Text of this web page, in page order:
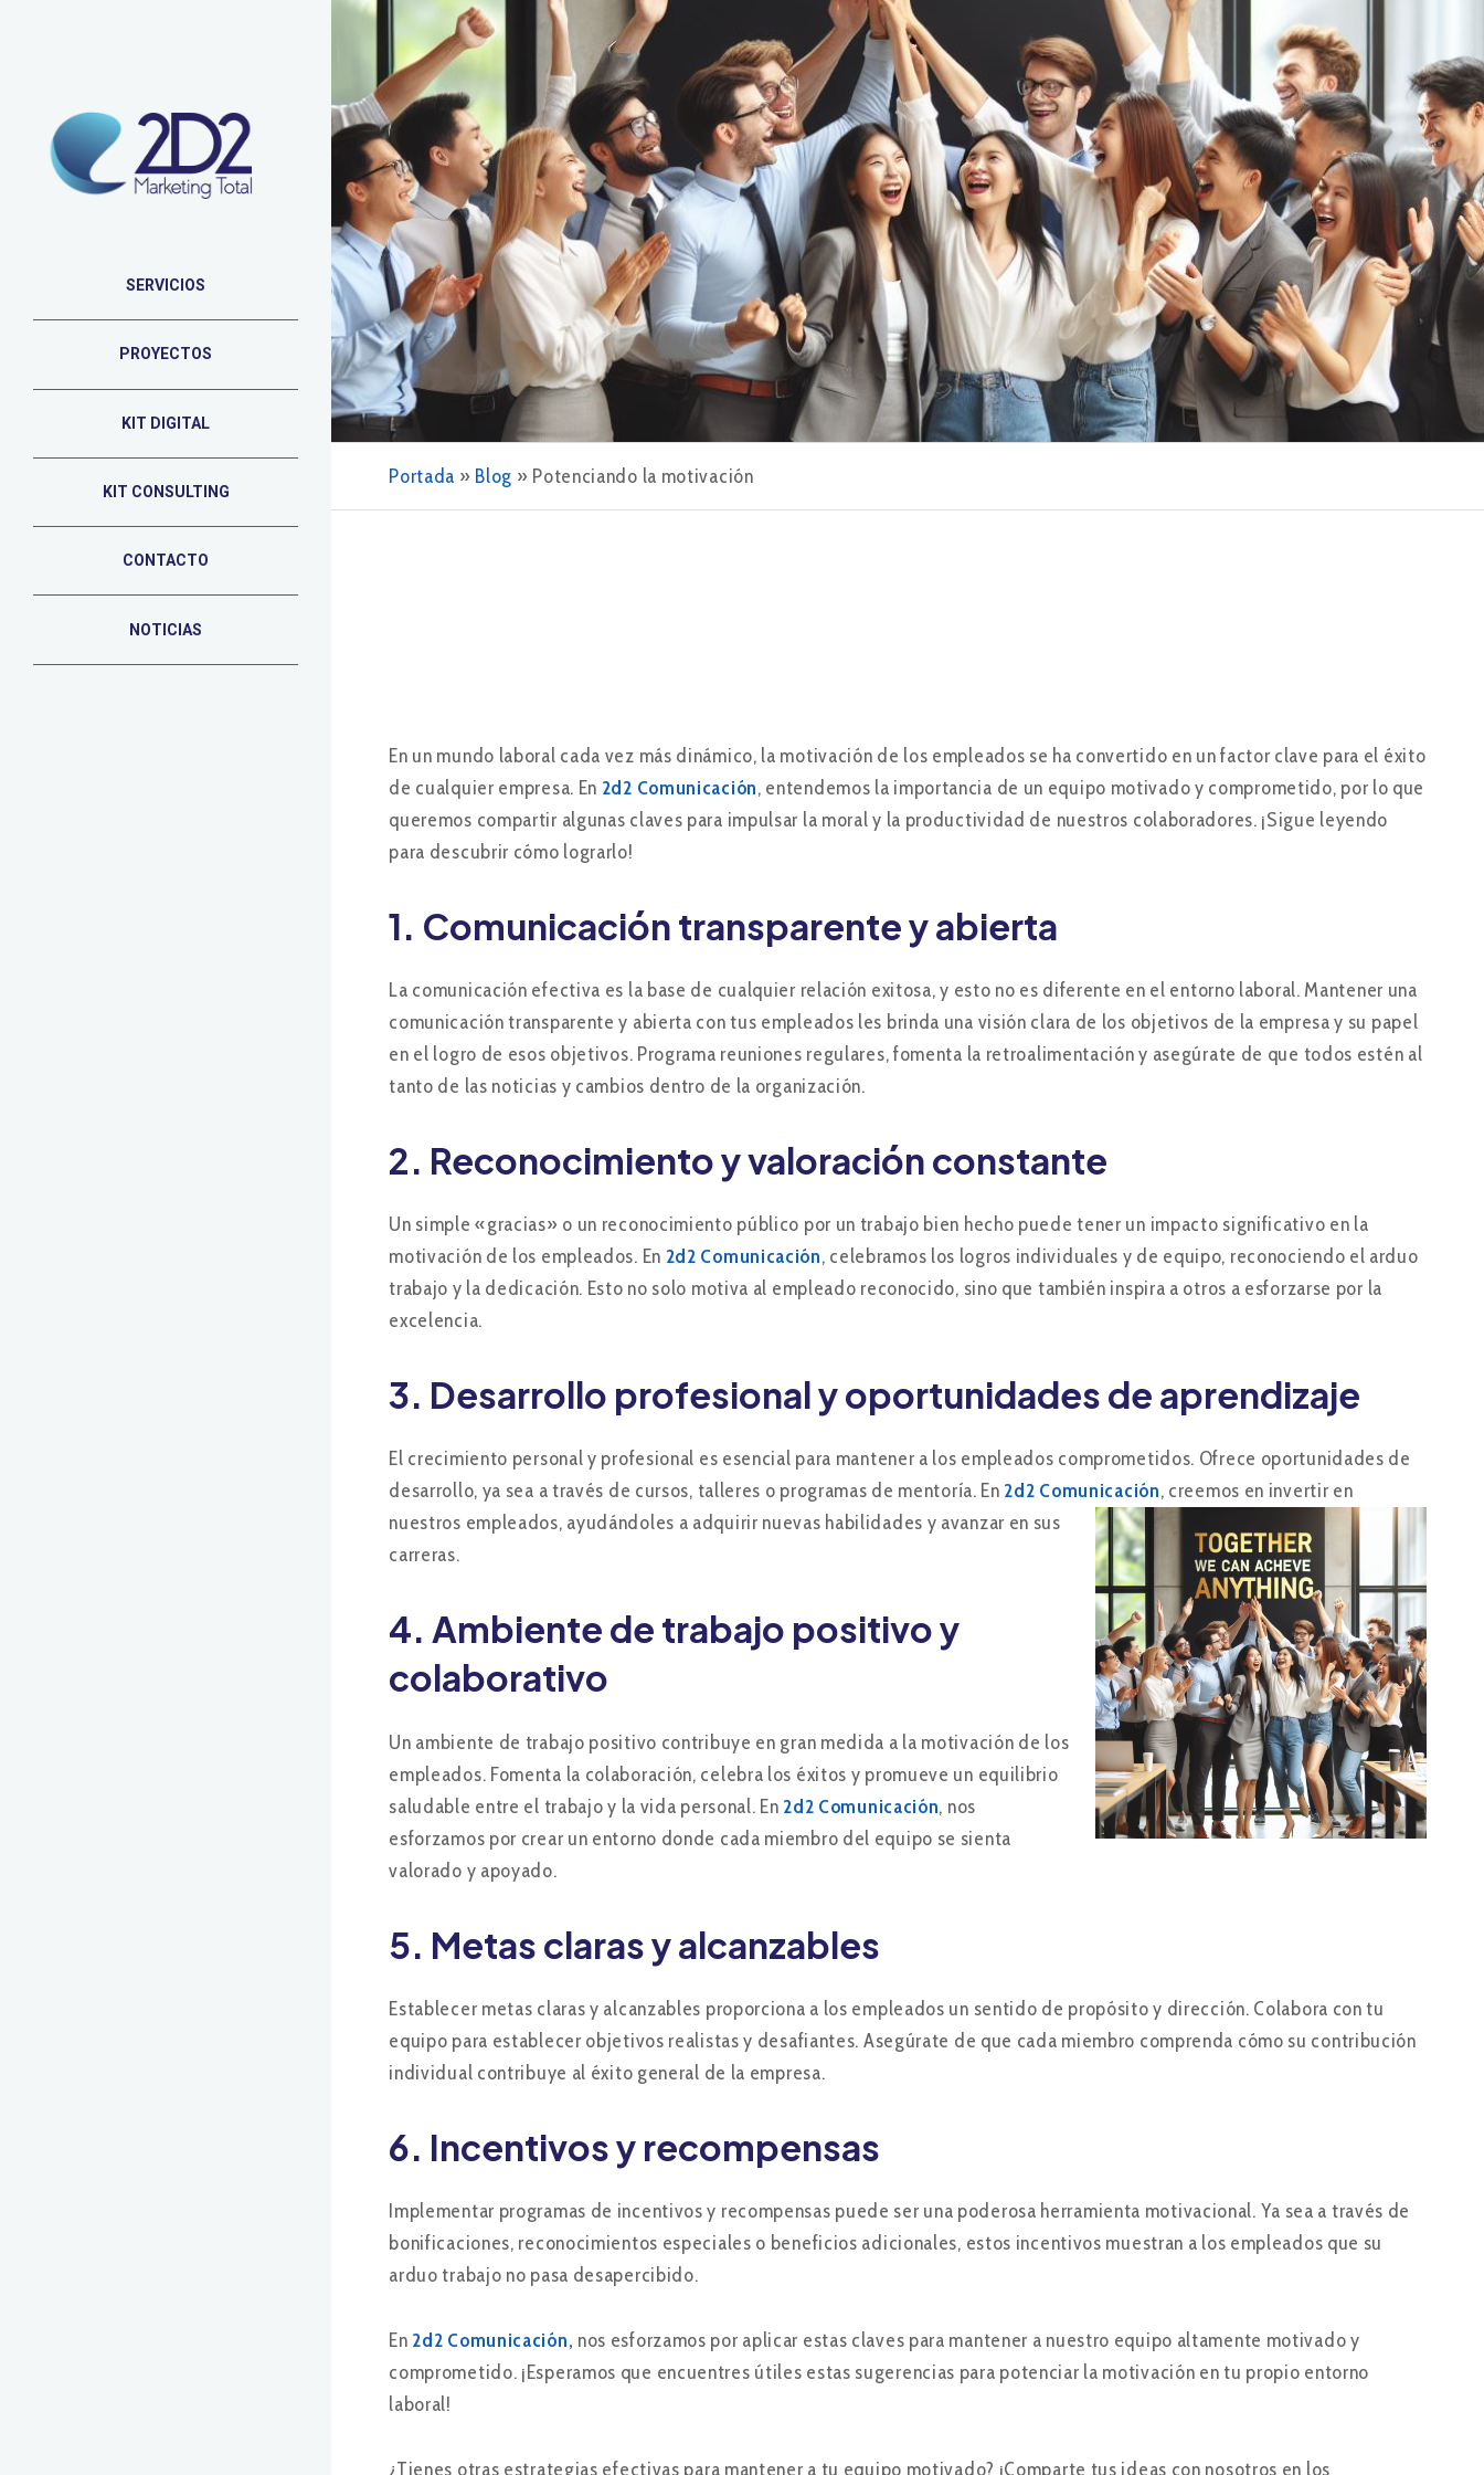
SERVICIOS
PROYECTOS
KIT DIGITAL
KIT CONSULTING
CONTACTO
NOTICIAS
Portada » Blog » Potenciando la motivación
En un mundo laboral cada vez más dinámico, la motivación de los empleados se ha convertido en un factor clave para el éxito
de cualquier empresa. En 2d2 Comunicación, entendemos la importancia de un equipo motivado y comprometido, por lo que
queremos compartir algunas claves para impulsar la moral y la productividad de nuestros colaboradores. ¡Sigue leyendo
para descubrir cómo lograrlo!
1. Comunicación transparente y abierta
La comunicación efectiva es la base de cualquier relación exitosa, y esto no es diferente en el entorno laboral. Mantener una
comunicación transparente y abierta con tus empleados les brinda una visión clara de los objetivos de la empresa y su papel
en el logro de esos objetivos. Programa reuniones regulares, fomenta la retroalimentación y asegúrate de que todos estén al
tanto de las noticias y cambios dentro de la organización.
2. Reconocimiento y valoración constante
Un simple «gracias» o un reconocimiento público por un trabajo bien hecho puede tener un impacto significativo en la
motivación de los empleados. En 2d2 Comunicación, celebramos los logros individuales y de equipo, reconociendo el arduo
trabajo y la dedicación. Esto no solo motiva al empleado reconocido, sino que también inspira a otros a esforzarse por la
excelencia.
3. Desarrollo profesional y oportunidades de aprendizaje
El crecimiento personal y profesional es esencial para mantener a los empleados comprometidos. Ofrece oportunidades de
desarrollo, ya sea a través de cursos, talleres o programas de mentoría. En 2d2 Comunicación, creemos en invertir en
nuestros empleados, ayudándoles a adquirir nuevas habilidades y avanzar en sus
carreras.
4.Ambiente de trabajo positivo y
colaborativo
Un ambiente de trabajo positivo contribuye en gran medida a la motivación de los
empleados. Fomenta la colaboración, celebra los éxitos y promueve un equilibrio
saludable entre el trabajo y la vida personal. En 2d2 Comunicación, nos
esforzamos por crear un entorno donde cada miembro del equipo se sienta
valorado y apoyado.
5. Metas claras y alcanzables
Establecer metas claras y alcanzables proporciona a los empleados un sentido de propósito y dirección. Colabora con tu
equipo para establecer objetivos realistas y desafiantes. Asegúrate de que cada miembro comprenda cómo su contribución
individual contribuye al éxito general de la empresa.
6. Incentivos y recompensas
Implementar programas de incentivos y recompensas puede ser una poderosa herramienta motivacional. Ya sea a través de
bonificaciones, reconocimientos especiales o beneficios adicionales, estos incentivos muestran a los empleados que su
arduo trabajo no pasa desapercibido.
En 2d2 Comunicación, nos esforzamos por aplicar estas claves para mantener a nuestro equipo altamente motivado y
comprometido. ¡Esperamos que encuentres útiles estas sugerencias para potenciar la motivación en tu propio entorno
laboral!
¿Tienes otras estrategias efectivas para mantener a tu equipo motivado? ¡Comparte tus ideas con nosotros en los